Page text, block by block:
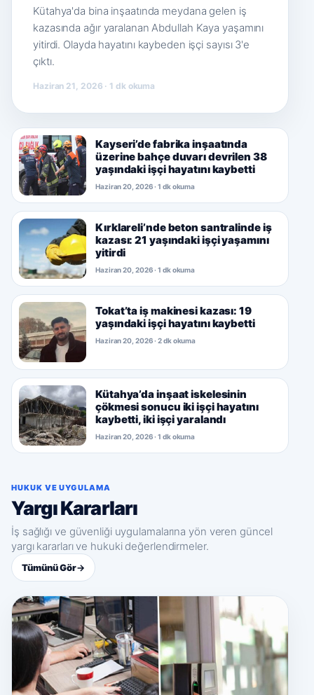
Kütahya'da bina inşaatında meydana gelen iş
kazasında ağır yaralanan Abdullah Kaya yaşamını
yitirdi. Olayda hayatını kaybeden işçi sayısı 3'e
çıktı.
Haziran 21, 2026 · 1 dk okuma
Kayseri’de fabrika inşaatında
üzerine bahçe duvarı devrilen 38
yaşındaki işçi hayatını kaybetti
Haziran 20, 2026 · 1 dk okuma
Kırklareli’nde beton santralinde iş
kazası: 21 yaşındaki işçi yaşamını
yitirdi
Haziran 20, 2026 · 1 dk okuma
Tokat’ta iş makinesi kazası: 19
yaşındaki işçi hayatını kaybetti
Haziran 20, 2026 · 2 dk okuma
Kütahya’da inşaat iskelesinin
çökmesi sonucu iki işçi hayatını
kaybetti, iki işçi yaralandı
Haziran 20, 2026 · 1 dk okuma
HUKUK VE UYGULAMA
Yargı Kararları
İş sağlığı ve güvenliği uygulamalarına yön veren güncel
yargı kararları ve hukuki değerlendirmeler.
Tümünü Gör→